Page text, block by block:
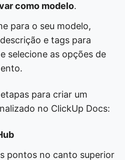
como modelo.
para o seu modelo,
e tags para
selecione as opções de
para criar um
no ClickUp Docs:
pontos no canto superior